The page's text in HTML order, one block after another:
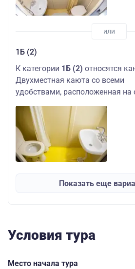
1Б (2)
К категории 1Б (2) относятся
Двухместная каюта со всеми
удобствами, расположенная на
Показать еще
Условия тура
Место начала тура